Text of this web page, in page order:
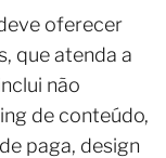
oferecer
que atenda a
não
de conteúdo,
paga, design